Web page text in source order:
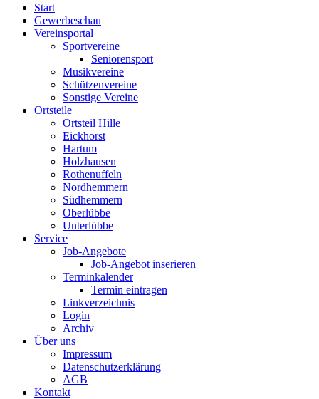
Start
Gewerbeschau
Vereinsportal
Sportvereine
Seniorensport
Musikvereine
Schützenvereine
Sonstige Vereine
Ortsteile
Ortsteil Hille
Eickhorst
Hartum
Holzhausen
Rothenuffeln
Nordhemmern
Südhemmern
Oberlübbe
Unterlübbe
Service
Job-Angebote
Job-Angebot inserieren
Terminkalender
Termin eintragen
Linkverzeichnis
Login
Archiv
Über uns
Impressum
Datenschutzerklärung
AGB
Kontakt